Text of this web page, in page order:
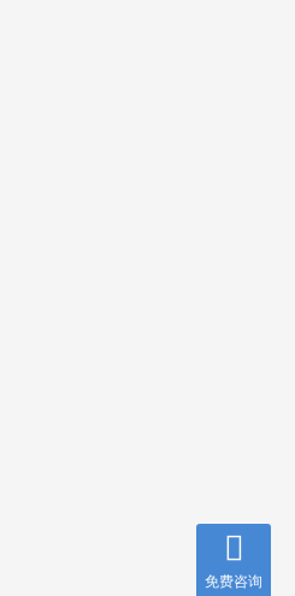
免费咨询